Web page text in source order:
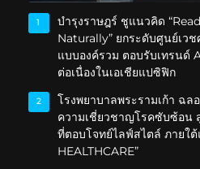
1
บำรุงราษฎร์ ชูแนวคิด
Naturally” ยกระดับศูนย์เว
แบบองค์รวม ตอบรับเทรนด์
ต่อเนื่องในเอเชียแปซิฟิก
2
โรงพยาบาลพระรามเก้า ฉล
ความเชี่ยวชาญโรคซับซ้อน
ที่ตอบโจทย์ไลฟ์สไตล์ ภายใต้
HEALTHCARE”